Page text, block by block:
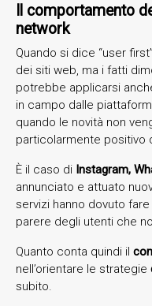
Il comportamento
network
Quando si dice “user
dei siti web, ma i fatti
potrebbe applicarsi
in campo dalle
quando le novità non
particolarmente positivo
È il caso di Instagram,
annunciato e attuato
servizi hanno dovuto
parere degli utenti che
Quanto conta quindi il
nell’orientare le strategie
subito.